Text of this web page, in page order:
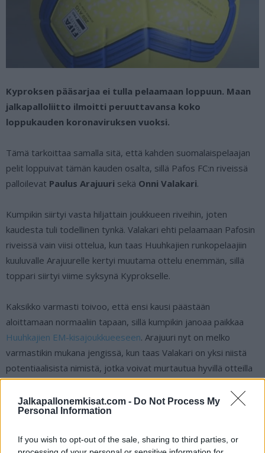
Jalkapallonemkisat.com - Do Not Process My
Personal Information
If you wish to opt-out of the sale, sharing to third parties, or
Kyproksen pääsarjaa ei tulla pelaamaan loppuun. Maan
jalkapalloliitto ilmoitti peruuttavansa koko
loppukauden koronaviruksen vuoksi.
Tämä tarkoittaa samalla sitä, että kahden suomalaispelaajan
pelit loppuivat tämän kauden osalta, sillä Pafos FC:n riveissä
palloilevat Paulus Arajuuri sekä Onni Valakari.
Kumpikin siirtyi vasta hiljattain joukkueen riveihin, joten
kaudesta tuli todellinen tynkä. Valakari ehti pelaamaan Pafosin
riveissä vain viisi ottelua, kun taas Huuhkajien runkopelaajiin
kuuluvalle Arajuurelle kertyi muutama ottelu enemmän, sillä
toppari siirtyi viime syksynä Kyprokselle.
Kaksikko varmasti toivoo, että ensi kausi päästään
aloittamaan normaaliin tapaan, sillä kumpikin janoaa paikkaa
Huuhkajien EM-kisajoukkueeseen. Arajuuri nyt on melko
varmastikin mukana jengissä, kun taas Valakari on yksi niistä
potentiaalisista nimistä, jotka voivat murtautua hyvillä otteilla
mukaan odotettuihin arvokisoihin.